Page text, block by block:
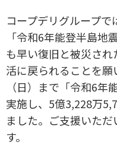
コープデリグループ
「令和6年能登半島地
も早い復旧と被災さ
活に戻られることを
（日）まで「令和6年
実施し、5億3,228万
ました。ご支援いた
す。